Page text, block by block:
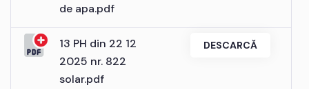
de apa.pdf
13 PH din 22 12
2025 nr. 822
solar.pdf
DESCARCĂ